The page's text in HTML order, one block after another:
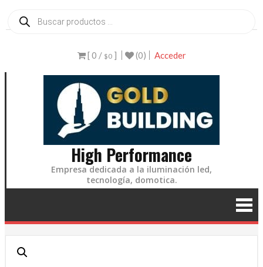
alproductos
[ 0 / $0] (0) Acceder
High Performance
Empresa dedicada a la iluminación led,
tecnología, domotica.